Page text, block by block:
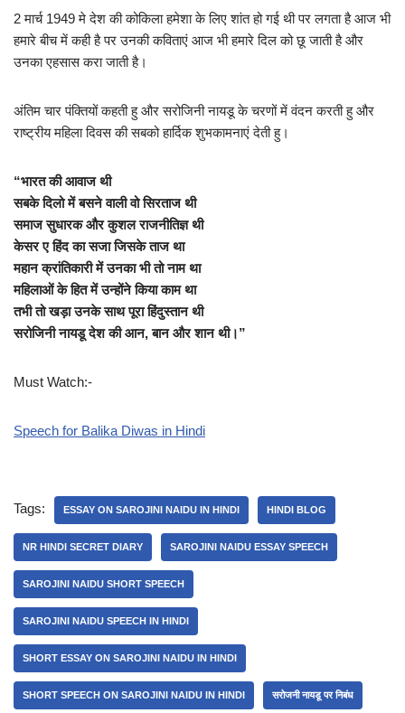
2 मार्च 1949 मे देश की कोकिला हमेशा के लिए शांत हो गई थी पर लगता है आज भी
हमारे बीच में कही है पर उनकी कविताएं आज भी हमारे दिल को छू जाती है और
उनका एहसास करा जाती है।
अंतिम चार पंक्तियों कहती हु और सरोजिनी नायडू के चरणों में वंदन करती हु और
राष्ट्रीय महिला दिवस की सबको हार्दिक शुभकामनाएं देती हु।
“भारत की आवाज थी
सबके दिलो में बसने वाली वो सिरताज थी
समाज सुधारक और कुशल राजनीतिज्ञ थी
केसर ए हिंद का सजा जिसके ताज था
महान क्रांतिकारी में उनका भी तो नाम था
महिलाओं के हित में उन्होंने किया काम था
तभी तो खड़ा उनके साथ पूरा हिंदुस्तान थी
सरोजिनी नायडू देश की आन, बान और शान थी।”
Must Watch:-
Speech for Balika Diwas in Hindi
Tags: ESSAY ON SAROJINI NAIDU IN HINDI HINDI BLOG
NR HINDI SECRET DIARY SAROJINI NAIDU ESSAY SPEECH
SAROJINI NAIDU SHORT SPEECH
SAROJINI NAIDU SPEECH IN HINDI
SHORT ESSAY ON SAROJINI NAIDU IN HINDI
SHORT SPEECH ON SAROJINI NAIDU IN HINDI सरोजनी नायडू पर निबंध